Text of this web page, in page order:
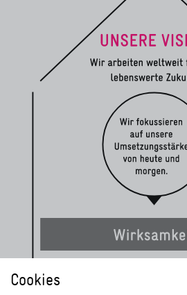
Cookies